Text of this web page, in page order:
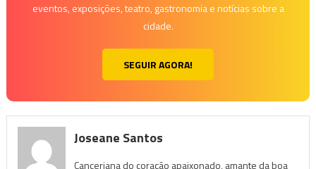
eventos, exposições, teatro, gastronomia e notícias sobre a
cidade.
SEGUIR AGORA!
Joseane Santos
Canceriana do coração apaixonado, amante da boa